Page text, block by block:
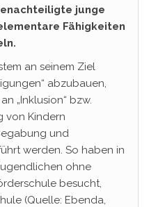
junge
Fähigkeiten
an seinem Ziel
abzubauen,
„Inklusion“ bzw.
von Kindern
und
werden. So haben in
ohne
besucht,
(Quelle: Ebenda,